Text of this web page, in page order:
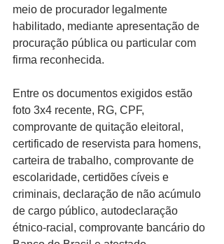
meio de procurador legalmente
habilitado, mediante apresentação de
procuração pública ou particular com
firma reconhecida.
Entre os documentos exigidos estão
foto 3x4 recente, RG, CPF,
comprovante de quitação eleitoral,
certificado de reservista para homens,
carteira de trabalho, comprovante de
escolaridade, certidões cíveis e
criminais, declaração de não acúmulo
de cargo público, autodeclaração
étnico-racial, comprovante bancário do